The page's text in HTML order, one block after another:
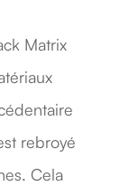
Matrix
rebroyé
Cela